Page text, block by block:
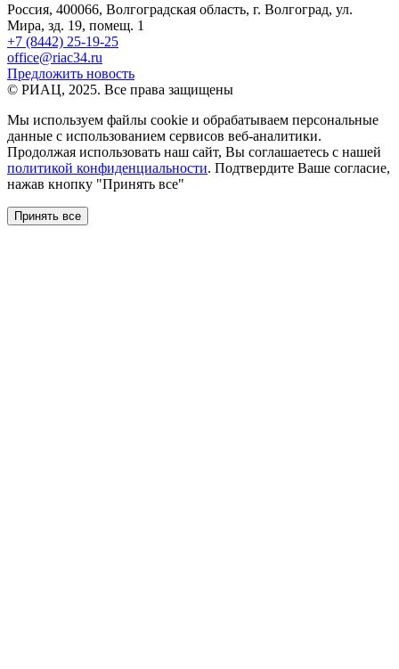
Россия, 400066, Волгоградская область, г. Волгоград, ул.
Мира, зд. 19, помещ. 1
+7 (8442) 25-19-25
office@riac34.ru
Предложить новость
© РИАЦ, 2025. Все права защищены
Мы используем файлы сookie и обрабатываем персональные
данные с использованием сервисов веб-аналитики.
Продолжая использовать наш сайт, Вы соглашаетесь с нашей
политикой конфиденциальности. Подтвердите Ваше согласие,
нажав кнопку "Принять все"
Принять все